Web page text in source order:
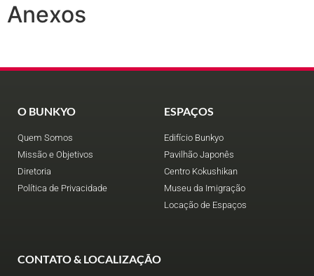
Anexos
O BUNKYO
Quem Somos
Missão e Objetivos
Diretoria
Política de Privacidade
ESPAÇOS
Edifício Bunkyo
Pavilhão Japonês
Centro Kokushikan
Museu da Imigração
Locação de Espaços
CONTATO & LOCALIZAÇÃO